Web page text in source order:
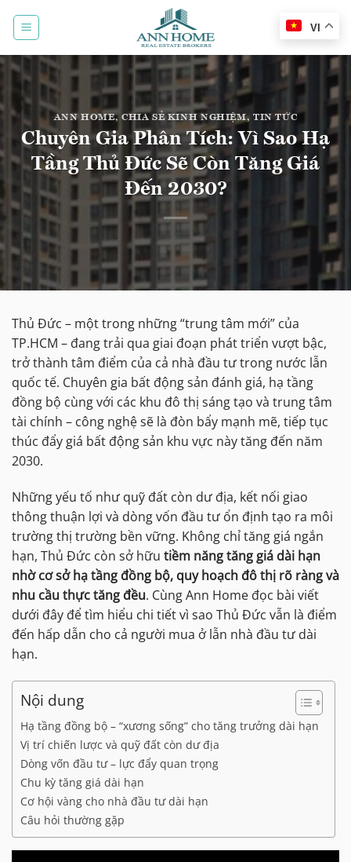
qua
dung
VI
ANN HOME, CHIA SẺ KINH NGHIỆM, TIN TỨC
Chuyên Gia Phân Tích: Vì Sao Hạ
Tầng Thủ Đức Sẽ Còn Tăng Giá
Đến 2030?
Thủ Đức – một trong những “trung tâm mới” của
TP.HCM – đang trải qua giai đoạn phát triển vượt bậc,
trở thành tâm điểm của cả nhà đầu tư trong nước lẫn
quốc tế. Chuyên gia bất động sản đánh giá, hạ tầng
đồng bộ cùng với các khu đô thị sáng tạo và trung tâm
tài chính – công nghệ sẽ là đòn bẩy mạnh mẽ, tiếp tục
thúc đẩy giá bất động sản khu vực này tăng đến năm
2030.
Những yếu tố như quỹ đất còn dư địa, kết nối giao
thông thuận lợi và dòng vốn đầu tư ổn định tạo ra môi
trường thị trường bền vững. Không chỉ tăng giá ngắn
hạn, Thủ Đức còn sở hữu tiềm năng tăng giá dài hạn
nhờ cơ sở hạ tầng đồng bộ, quy hoạch đô thị rõ ràng và
nhu cầu thực tăng đều. Cùng Ann Home đọc bài viết
dưới đây để tìm hiểu chi tiết vì sao Thủ Đức vẫn là điểm
đến hấp dẫn cho cả người mua ở lẫn nhà đầu tư dài
hạn.
Nội dung
Hạ tầng đồng bộ – “xương sống” cho tăng trưởng dài hạn
Vị trí chiến lược và quỹ đất còn dư địa
Dòng vốn đầu tư – lực đẩy quan trọng
Chu kỳ tăng giá dài hạn
Cơ hội vàng cho nhà đầu tư dài hạn
Câu hỏi thường gặp